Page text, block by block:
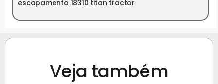
escapamento 18310 titan tractor
Veja também